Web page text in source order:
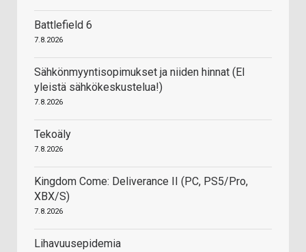
Battlefield 6
7.8.2026
Sähkönmyyntisopimukset ja niiden hinnat (EI
yleistä sähkökeskustelua!)
7.8.2026
Tekoäly
7.8.2026
Kingdom Come: Deliverance II (PC, PS5/Pro,
XBX/S)
7.8.2026
Lihavuusepidemia